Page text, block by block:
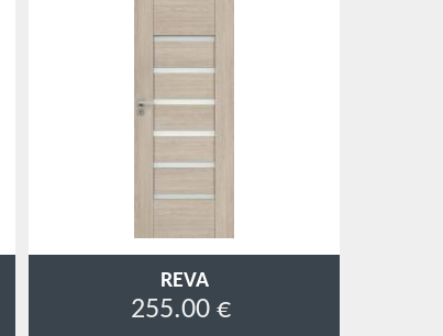
REVA
255.00 €